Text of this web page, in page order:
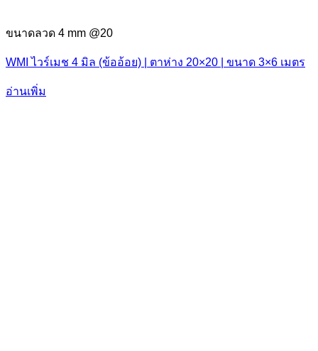
ขนาดลวด 4 mm @20
WMI ไวร์เมช 4 มิล (ข้ออ้อย) | ตาห่าง 20×20 | ขนาด 3×6 เมตร
อ่านเพิ่ม